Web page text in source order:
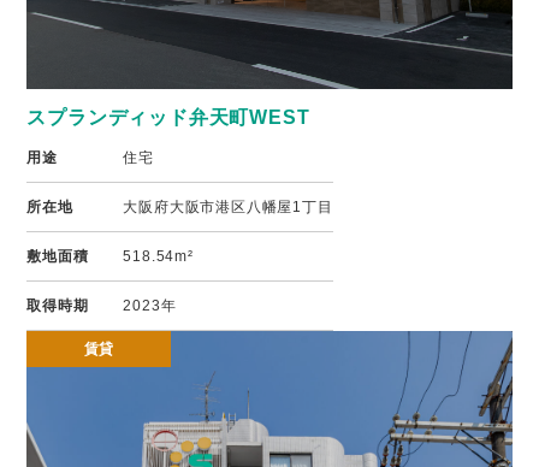
スプランディッド弁天町WEST
用途 住宅
所在地 大阪府大阪市港区八幡屋1丁目
敷地面積 518.54m²
取得時期 2023年
賃貸